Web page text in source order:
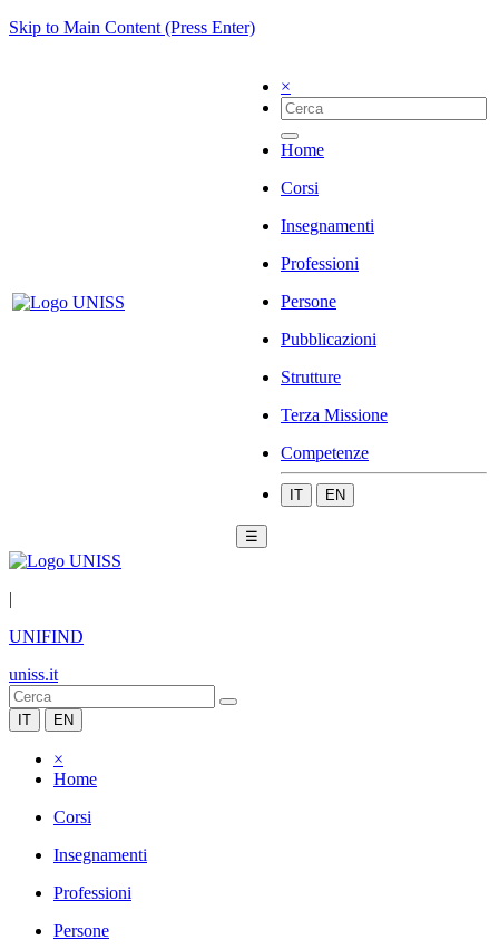
Skip to Main Content (Press Enter)
×
Home
Corsi
Insegnamenti
Professioni
Persone
Pubblicazioni
Strutture
Terza Missione
Competenze
IT EN
☰
|
UNIFIND
uniss.it
IT EN
×
Home
Corsi
Insegnamenti
Professioni
Persone